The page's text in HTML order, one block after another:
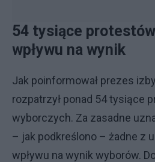
54 tysiące
wpływu na wynik
Jak poinformował prezes
rozpatrzył ponad 54 tysiące
wyborczych. Za zasadne
– jak podkreślono – żadne z
wpływu na wynik wyborów.